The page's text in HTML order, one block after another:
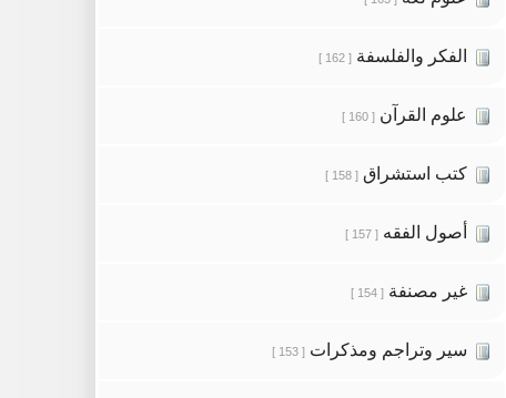
الفكر والفلسفة [ 162 ]
علوم القرآن [ 160 ]
كتب استشراق [ 158 ]
أصول الفقه [ 157 ]
غير مصنفة [ 154 ]
سير وتراجم ومذكرات [ 153 ]